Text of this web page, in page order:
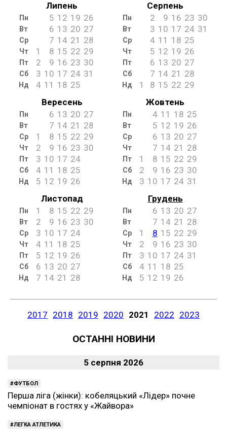
Липень
Пн 5 12 19 26
Вт 6 13 20 27
Ср 7 14 21 28
Чт 1 8 15 22 29
Пт 2 9 16 23 30
Сб 3 10 17 24 31
Нд 4 11 18 25
Серпень
Пн 2 9 16 23 30
Вт 3 10 17 24 31
Ср 4 11 18 25
Чт 5 12 19 26
Пт 6 13 20 27
Сб 7 14 21 28
Нд 1 8 15 22 29
Вересень
Пн 6 13 20 27
Вт 7 14 21 28
Ср 1 8 15 22 29
Чт 2 9 16 23 30
Пт 3 10 17 24
Сб 4 11 18 25
Нд 5 12 19 26
Жовтень
Пн 4 11 18 25
Вт 5 12 19 26
Ср 6 13 20 27
Чт 7 14 21 28
Пт 1 8 15 22 29
Сб 2 9 16 23 30
Нд 3 10 17 24 31
Листопад
Пн 1 8 15 22 29
Вт 2 9 16 23 30
Ср 3 10 17 24
Чт 4 11 18 25
Пт 5 12 19 26
Сб 6 13 20 27
Нд 7 14 21 28
Грудень
Пн 6 13 20 27
Вт 7 14 21 28
Ср 1 8 15 22 29
Чт 2 9 16 23 30
Пт 3 10 17 24 31
Сб 4 11 18 25
Нд 5 12 19 26
2017 2018 2019 2020 2021 2022 2023
ОСТАННІ НОВИНИ
5 серпня 2026
ФУТБОЛ
Перша ліга (жінки): кобеляцький «Лідер» почне
чемпіонат в гостях у «Жайвора»
ЛЕГКА АТЛЕТИКА